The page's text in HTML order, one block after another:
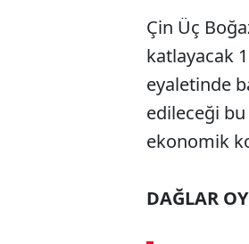
Çin Üç
katlayacak
eyaletinde
edileceği bu
ekonomik
DAĞLAR